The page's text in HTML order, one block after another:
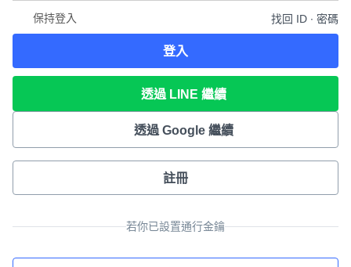
保持登入 找回 ID ∙ 密碼
登入
透過 LINE 繼續
透過 Google 繼續
註冊
若你已設置通行金鑰